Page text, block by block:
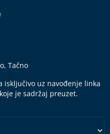
Tačno
isključivo uz navođenje linka
je sadržaj preuzet.